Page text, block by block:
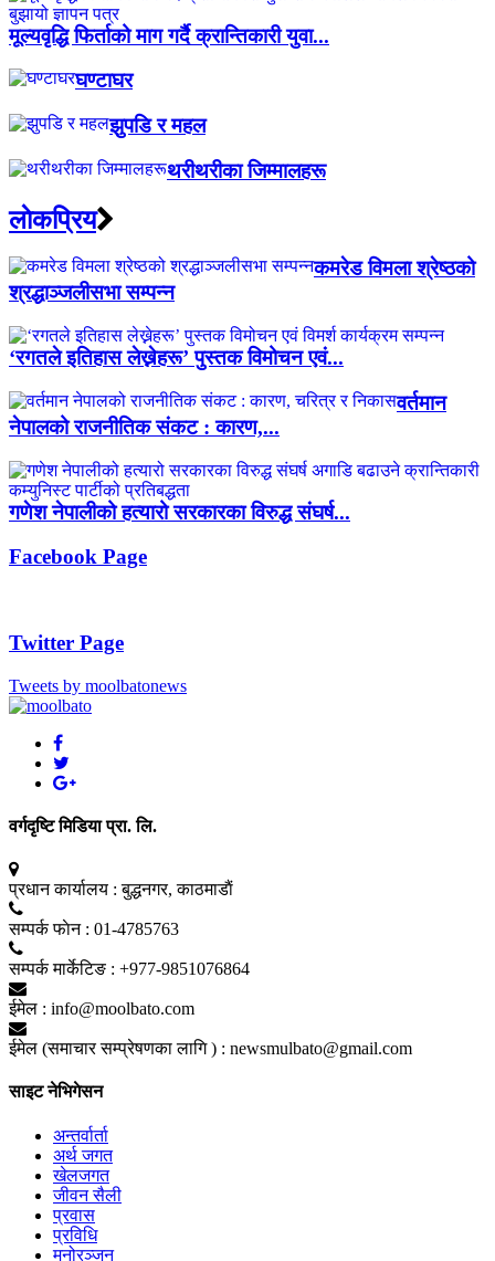
मूल्यवृद्धि फिर्ताको माग गर्दै क्रान्तिकारी युवा...
घण्टाघर
झुपडि र महल
थरीथरीका जिम्मालहरू
लाेकप्रिय
कमरेड विमला श्रेष्ठको
श्रद्धाञ्जलीसभा सम्पन्न
‘रगतले इतिहास लेख्नेहरू’ पुस्तक विमोचन एवं...
वर्तमान
नेपालको राजनीतिक संकट : कारण,...
गणेश नेपालीको हत्यारो सरकारका विरुद्ध संघर्ष...
Facebook Page
Twitter Page
Tweets by moolbatonews
वर्गदृष्टि मिडिया प्रा. लि.
प्रधान कार्यालय : बुद्धनगर, काठमाडाैं
सम्पर्क फाेन : 01-4785763
सम्पर्क मार्केटिङ : +977-9851076864
ईमेल : info@moolbato.com
ईमेल (समाचार सम्प्रेषणका लागि ) : newsmulbato@gmail.com
साइट नेभिगेसन
अन्तर्वार्ता
अर्थ जगत
खेलजगत
जीवन सैली
प्रवास
प्रविधि
मनोरञ्जन